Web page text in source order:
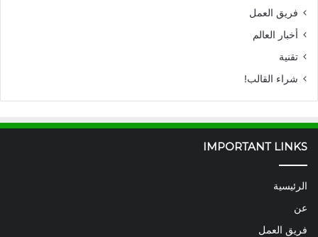
فريق العمل
أخبار العالم
تقنية
شراء القالب!
IMPORTANT LINKS
الرئيسية
عن
فريق العمل